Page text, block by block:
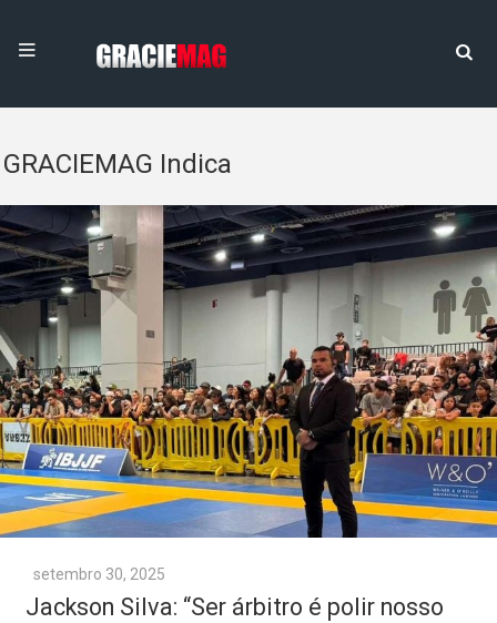
GRACIEMAG Indica
setembro 30, 2025
Jackson Silva: “Ser árbitro é polir nosso